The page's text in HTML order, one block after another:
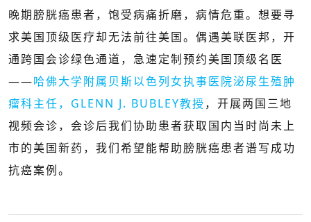
晚期膀胱癌患者，饱受病痛折磨，病情危重。想要寻
求美国顶级医疗却无法前往美国。偶遇美联医邦，开
通跨国会诊绿色通道，急速定制预约美国顶级名医
——哈佛大学附属贝斯以色列女执事医院泌尿生殖肿
瘤科主任，GLENN J. BUBLEY教授，开展两国三地
视频会诊，会诊后我们协助患者获取国内当时尚未上
市的美国新药，我们希望能帮助膀胱癌患者谱写成功
抗癌案例。